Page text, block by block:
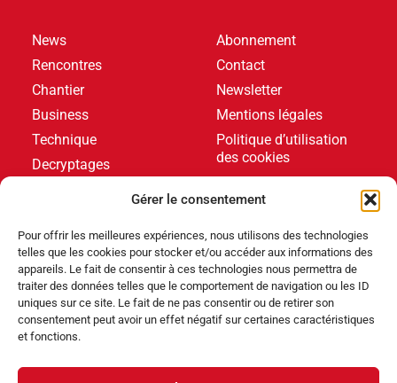
Gérer le consentement
Pour offrir les meilleures expériences, nous utilisons des technologies
telles que les cookies pour stocker et/ou accéder aux informations des
appareils. Le fait de consentir à ces technologies nous permettra de
traiter des données telles que le comportement de navigation ou les ID
uniques sur ce site. Le fait de ne pas consentir ou de retirer son
consentement peut avoir un effet négatif sur certaines caractéristiques
et fonctions.
News
Rencontres
Chantier
Business
Technique
Decryptages
Abonnement
Contact
Newsletter
Mentions légales
Politique d’utilisation
des cookies
DERNIERS ARTICLES
Événements,Produits
ses pompes à chaleur Poolex MegaLine Fi